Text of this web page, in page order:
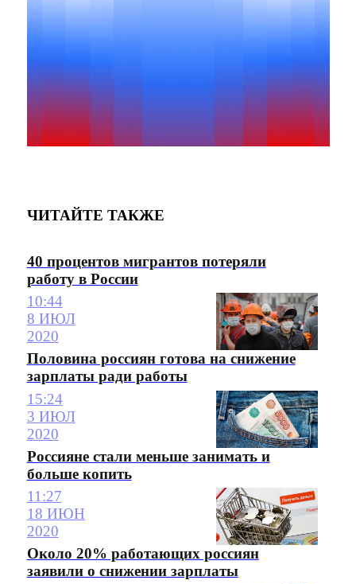
ЧИТАЙТЕ ТАКЖЕ
40 процентов мигрантов потеряли
работу в России
10:44
8 ИЮЛ
2020
Половина россиян готова на снижение
зарплаты ради работы
15:24
3 ИЮЛ
2020
Россияне стали меньше занимать и
больше копить
11:27
18 ИЮН
2020
Около 20% работающих россиян
заявили о снижении зарплаты